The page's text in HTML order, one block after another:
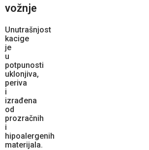
vožnje
Unutrašnjost
kacige
je
u
potpunosti
uklonjiva,
periva
i
izrađena
od
prozračnih
i
hipoalergenih
materijala.